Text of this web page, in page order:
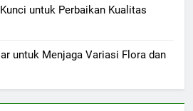
untuk Perbaikan Kualitas
untuk Menjaga Variasi Flora dan